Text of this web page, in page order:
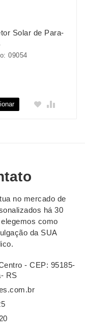
Solar de Para-
09054
no mercado de
há 30
como
da SUA
- CEP: 95185-
RS